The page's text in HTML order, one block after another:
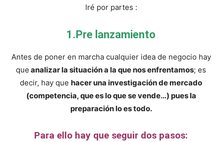
Iré por partes :
1.Pre lanzamiento
Antes de poner en marcha cualquier idea de negocio hay
que analizar la situación a la que nos enfrentamos; es
decir, hay que hacer una investigación de mercado
(competencia, que es lo que se vende…) pues la
preparación lo es todo.
Para ello hay que seguir dos pasos: